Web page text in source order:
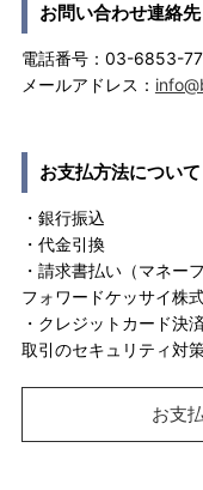
お問い合わせ連絡先
電話番号：03-6853-
メールアドレス：
お支払方法について
・銀行振込
・代金引換
・請求書払い（マネー
フォワードケッサイ株
・クレジットカード決
取引のセキュリティ対
お支